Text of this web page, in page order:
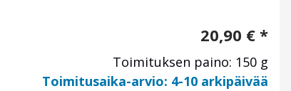
20,90 € *
Toimituksen paino: 150 g
Toimitusaika-arvio: 4-10 arkipäivää